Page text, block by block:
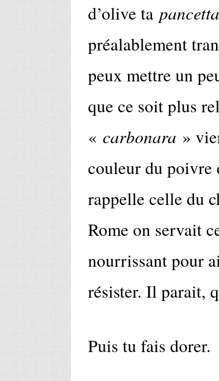
d’olive ta
préalablement
peux mettre un
que ce soit plus
« carbonara »
couleur du poivre
rappelle celle du
Rome on servait
nourrissant pour
résister. Il parait,
Puis tu fais dorer.